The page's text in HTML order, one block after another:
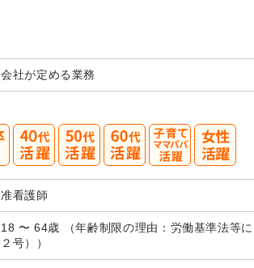
会社が定める業務
准看護師
18 〜 64歳 （年齢制限の理由：労働基準法等
２号））